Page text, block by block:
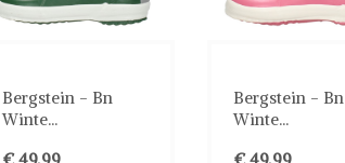
Bergstein - Bn
Winte...
Bergstein - Bn
Winte...